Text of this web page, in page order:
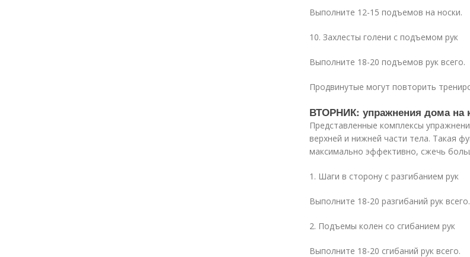
Выполните 12-15 подъемов на носки.
10. Захлесты голени с подъемом рук
Выполните 18-20 подъемов рук всего.
Продвинутые могут повторить
ВТОРНИК: упражнения дома на
Представленные комплексы
верхней и нижней части тела. Такая
максимально эффективно, сжечь
1. Шаги в сторону с разгибанием рук
Выполните 18-20 разгибаний рук всего.
2. Подъемы колен со сгибанием рук
Выполните 18-20 сгибаний рук всего.